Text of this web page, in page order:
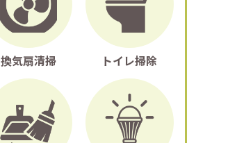
換気扇清掃 トイレ掃除